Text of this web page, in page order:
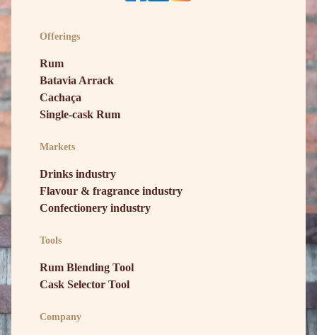
Offerings
Rum
Batavia Arrack
Cachaça
Single-cask Rum
Markets
Drinks industry
Flavour & fragrance industry
Confectionery industry
Tools
Rum Blending Tool
Cask Selector Tool
Company